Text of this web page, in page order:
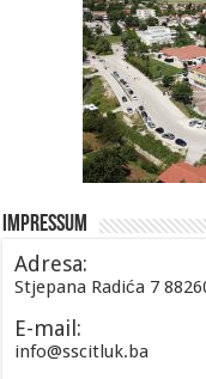
Impressum
Adresa:
Stjepana Radića 7
E-mail:
info@sscitluk.ba